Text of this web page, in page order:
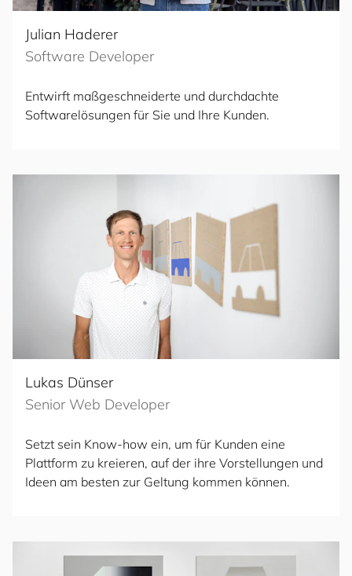
Julian Haderer
Software Developer
Entwirft maßgeschneiderte und durchdachte
Softwarelösungen für Sie und Ihre Kunden.
Lukas Dünser
Senior Web Developer
Setzt sein Know-how ein, um für Kunden eine
Plattform zu kreieren, auf der ihre Vorstellungen und
Ideen am besten zur Geltung kommen können.